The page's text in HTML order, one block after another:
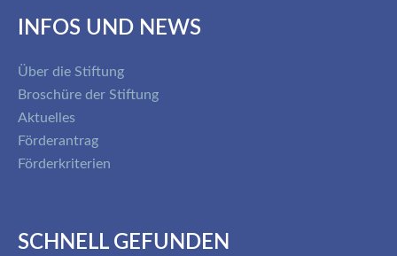
INFOS UND NEWS
Über die Stiftung
Broschüre der Stiftung
Aktuelles
Förderantrag
Förderkriterien
SCHNELL GEFUNDEN